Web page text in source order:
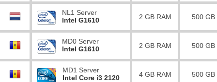
NL1 Server
Intel G1610
2 GB RAM 500 GB
MD0 Server
Intel G1610
2 GB RAM 500 GB
MD1 Server
Intel Core i3 2120
4 GB RAM 500 GB